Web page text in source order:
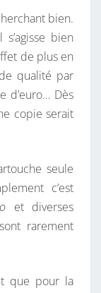
bien.
bien
de plus en
qualité par
d’euro… Dès
copie serait
seule
c’est
et diverses
rarement
que pour la